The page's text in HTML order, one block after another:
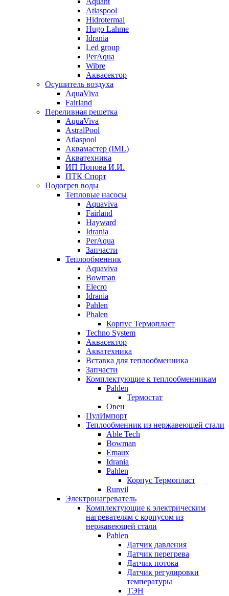
Atlaspool
Hidrotermal
Hugo Lahme
Idrania
Led group
PerAqua
Wibre
Аквасектор
Осушитель воздуха
AquaViva
Fairland
Переливная решетка
AquaViva
AstralPool
Atlaspool
Аквамастер (IML)
Акватехника
ИП Попова И.И.
ПТК Спорт
Подогрев воды
Тепловые насосы
Aquaviva
Fairland
Hayward
Idrania
PerAqua
Запчасти
Теплообменник
Aquaviva
Bowman
Elecro
Idrania
Pahlen
Phalen
Корпус Термопласт
Techno System
Аквасектор
Акватехника
Вставка для теплообменника
Запчасти
Комплектующие к теплообменникам
Pahlen
Термостат
Овен
ПулИмпорт
Теплообменник из нержавеющей стали
Able Tech
Bowman
Emaux
Idrania
Pahlen
Корпус Термопласт
Runvil
Электронагреватель
Комплектующие к электрическим
нагревателям с корпусом из
нержавеющей стали
Pahlen
Датчик давления
Датчик перегрева
Датчик потока
Датчик регулировки
температуры
ТЭН